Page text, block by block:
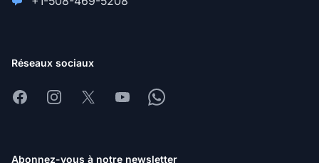
Réseaux sociaux
FacebookInstagram
X YoutubeWhatsapp
Abonnez-vous à notre newsletter